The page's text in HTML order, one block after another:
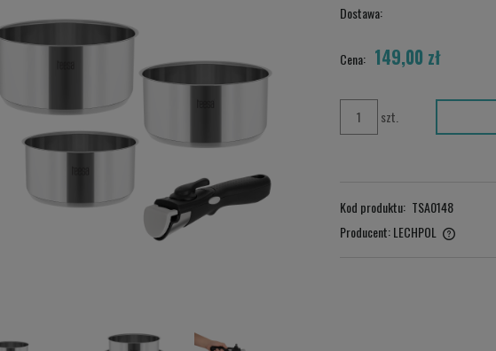
Dostawa:
Cena nie zawiera
Cena: 149,00 zł
szt.
Kod produktu: TSA0148
Producent:LECHPOL